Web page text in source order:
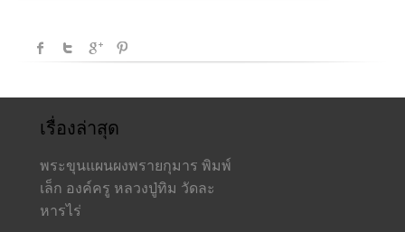
เรื่องล่าสุด
พระขุนแผนผงพรายกุมาร พิมพ์
เล็ก องค์ครู หลวงปู่ทิม วัดละ
หารไร่